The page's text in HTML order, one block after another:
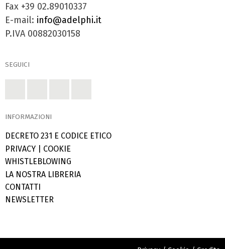
Fax +39 02.89010337
E-mail: info@adelphi.it
P.IVA 00882030158
SEGUICI
INFORMAZIONI
DECRETO 231 E CODICE ETICO
PRIVACY
COOKIE
WHISTLEBLOWING
LA NOSTRA LIBRERIA
CONTATTI
NEWSLETTER